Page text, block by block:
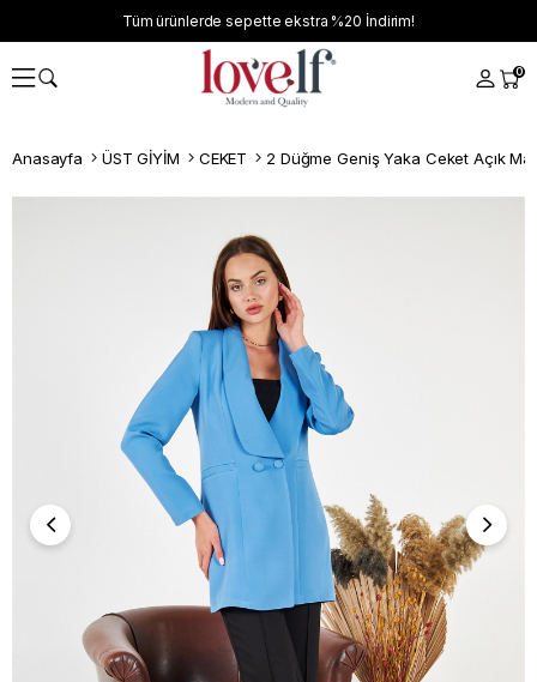
Tüm ürünlerde sepette ekstra %20 İndirim!
0
Anasayfa ÜST GİYİM CEKET 2 Düğme Geniş Yaka Ceket Açık